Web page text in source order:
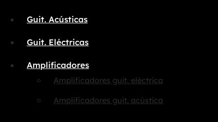
Guit. Acústicas
Guit. Eléctricas
Amplificadores
Amplificadores guit. eléctrica
Amplificadores guit. acústica